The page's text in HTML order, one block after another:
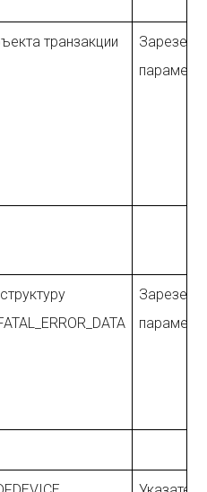
транзакции
параметр
параметр